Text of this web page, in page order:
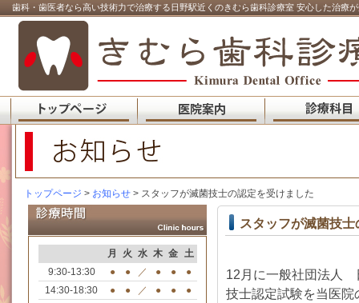
歯科・歯医者なら高い技術力で治療する日野駅近くのきむら歯科診療室 安心した治療
トップページ > お知らせ > スタッフが滅菌技士の認定を受けました
月 火 水 木 金 土
9:30-13:30
● ● ／ ● ●
●
14:30-18:30
● ● ／ ● ●
●
スタッフが滅菌技
12月に一般社団法人
技士認定試験を当医